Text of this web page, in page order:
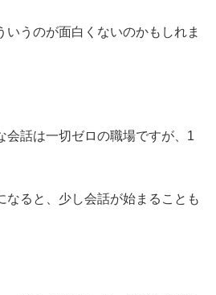
いうのが面白くないのかもしれま
会話は一切ゼロの職場ですが、1
なると、少し会話が始まることも